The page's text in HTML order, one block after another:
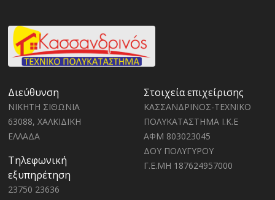
Διεύθυνση
ΝΙΚΗΤΗ ΣΙΘΩΝΙΑ
63088, ΧΑΛΚΙΔΙΚΗ
ΕΛΛΑΔΑ
Τηλεφωνική
εξυπηρέτηση
23750 23636
Στοιχεία επιχείρισης
ΚΑΣΣΑΝΔΡΙΝΟΣ-ΤΕΧΝΙΚΟ
ΠΟΛΥΚΑΤΑΣΤΗΜΑ Ι.Κ.Ε
ΑΦΜ 803023045
ΔΟΥ ΠΟΛΥΓΥΡΟΥ
Γ.Ε.ΜΗ 187624957000